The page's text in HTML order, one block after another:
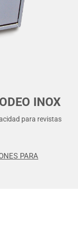
INOX
PARA
para revistas